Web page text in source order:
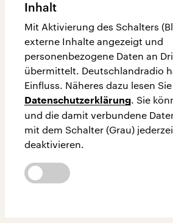
Inhalt
Mit Aktivierung des Schalters
externe Inhalte angezeigt und
personenbezogene Daten an
übermittelt. Deutschlandradio
Einfluss. Näheres dazu lesen
Datenschutzerklärung. Sie
und die damit verbundene
mit dem Schalter (Grau)
deaktivieren.